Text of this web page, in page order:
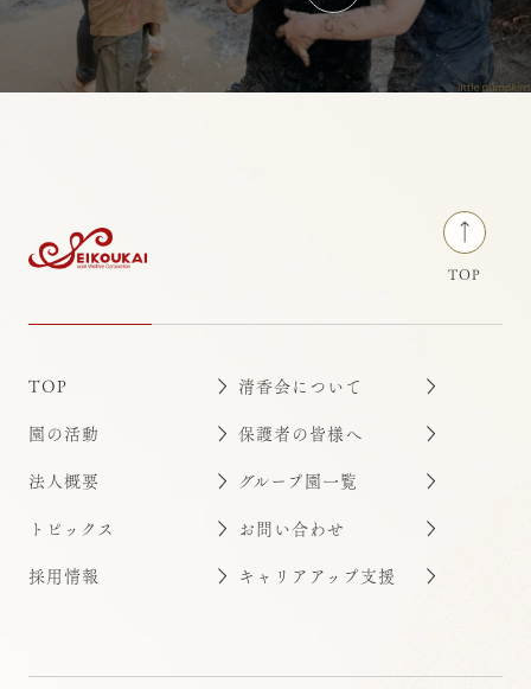
2026/07/02 コラム・ブログ
荻窪りとるぱんぷきんず
TOP
TOP 清香会について
園の活動 保護者の皆様へ
法人概要 グループ園一覧
トピックス お問い合わせ
採用情報 キャリアアップ支援